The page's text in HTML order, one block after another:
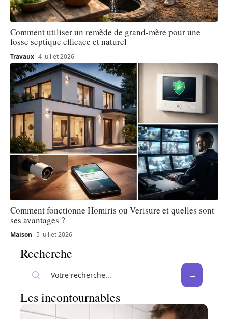
Comment utiliser un remède de grand-mère pour une
fosse septique efficace et naturel
Travaux 4 juillet 2026
Comment fonctionne Homiris ou Verisure et quelles sont
ses avantages ?
Maison 5 juillet 2026
Recherche
Les incontournables